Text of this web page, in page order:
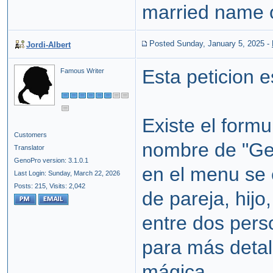
married name
Jordi-Albert Posted Sunday, January 5, 2025 -
Famous Writer
Customers
Translator
GenoPro version: 3.1.0.1
Last Login: Sunday, March 22, 2026
Posts: 215, Visits: 2,042
Esta peticion
Existe el
nombre de
en el menu se
de pareja,
entre dos
para más